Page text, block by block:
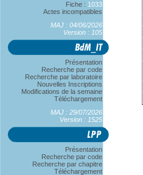
Fiche : 1033
Actes incompatibles
MAJ : 04/06/2026
Version : 105
Présentation
Recherche par code
Recherche par laboratoire
Nouvelles Inscriptions
Modifications de la semaine
Téléchargement
MAJ : 29/07/2026
Version : 1525
Présentation
Recherche par code
Recherche par chapitre
Téléchargement